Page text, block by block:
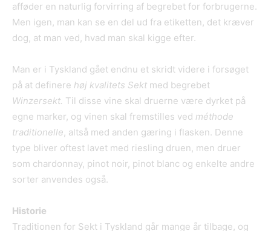
afføder en naturlig forvirring af begrebet for forbrugerne.
Men igen, man kan se en del ud fra etiketten, det kræver
dog, at man ved, hvad man skal kigge efter.
Man er i Tyskland gået endnu et skridt videre i forsøget
på at definere høj kvalitets Sekt med begrebet
Winzersekt. Til disse vine skal druerne være dyrket på
egne marker, og vinen skal fremstilles ved méthode
traditionelle, altså med anden gæring i flasken. Denne
type bliver oftest lavet med riesling druen, men druer
som chardonnay, pinot noir, pinot blanc og enkelte andre
sorter anvendes også.
Historie
Traditionen for Sekt i Tyskland går mange år tilbage, og